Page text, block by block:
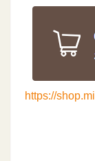
https://